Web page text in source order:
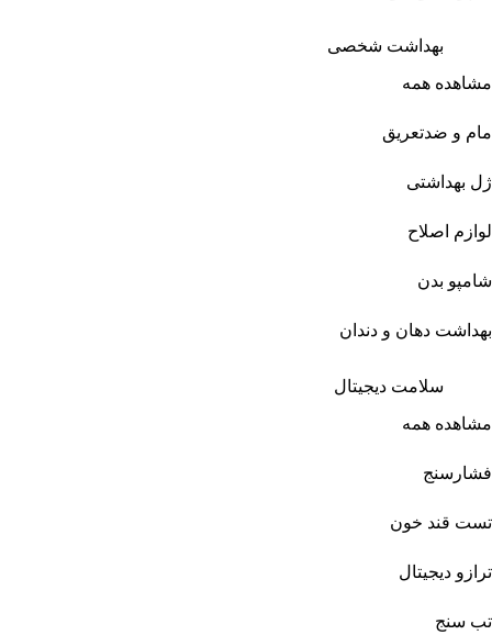
بهداشت شخصی
مشاهده همه
مام و ضدتعریق
ژل بهداشتی
لوازم اصلاح
شامپو بدن
بهداشت دهان و دندان
سلامت دیجیتال
مشاهده همه
فشارسنج
تست قند خون
ترازو دیجیتال
تب سنج